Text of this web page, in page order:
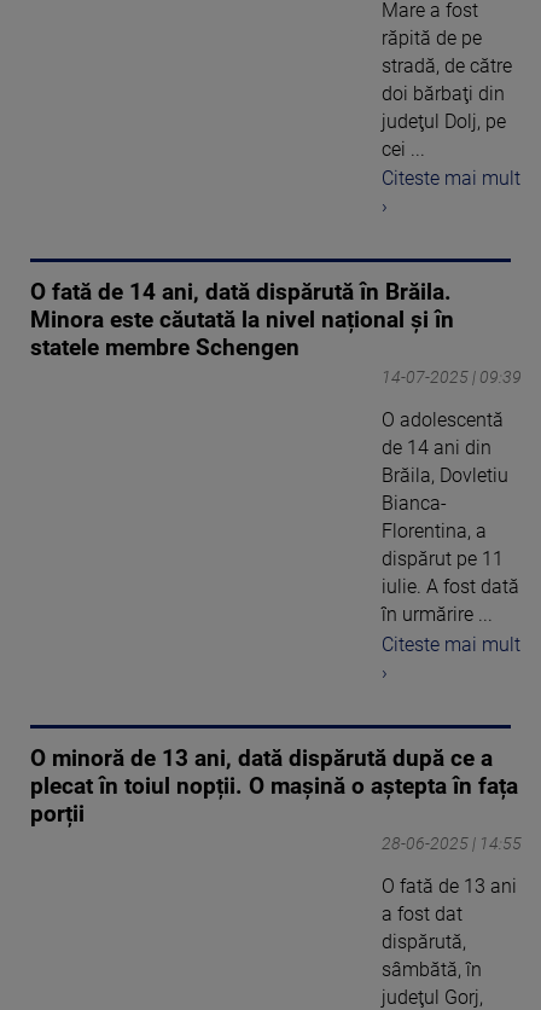
Mare a fost
răpită de pe
stradă, de către
doi bărbaţi din
judeţul Dolj, pe
cei ...
Citeste mai mult
›
O fată de 14 ani, dată dispărută în Brăila.
Minora este căutată la nivel național și în
statele membre Schengen
14-07-2025 | 09:39
O adolescentă
de 14 ani din
Brăila, Dovletiu
Bianca-
Florentina, a
dispărut pe 11
iulie. A fost dată
în urmărire ...
Citeste mai mult
›
O minoră de 13 ani, dată dispărută după ce a
plecat în toiul nopții. O mașină o aștepta în fața
porții
28-06-2025 | 14:55
O fată de 13 ani
a fost dat
dispărută,
sâmbătă, în
judeţul Gorj,